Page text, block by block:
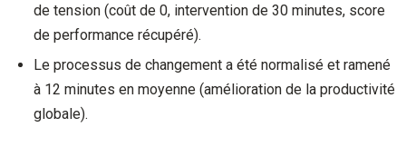
de tension (coût de 0, intervention de 30 minutes, score
de performance récupéré).
Le processus de changement a été normalisé et ramené
à 12 minutes en moyenne (amélioration de la productivité
globale).